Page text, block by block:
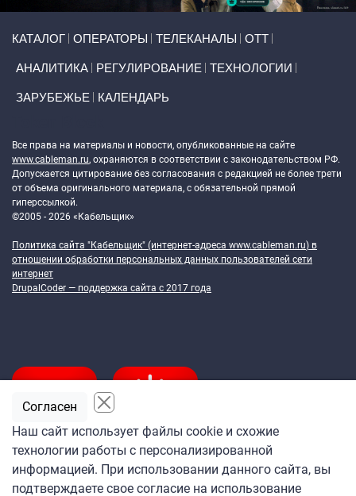
КАТАЛОГ ОПЕРАТОРЫ ТЕЛЕКАНАЛЫ ОТТ
АНАЛИТИКА РЕГУЛИРОВАНИЕ ТЕХНОЛОГИИ
ЗАРУБЕЖЬЕ КАЛЕНДАРЬ
Все права на материалы и новости, опубликованные на сайте
www.cableman.ru, охраняются в соответствии с законодательством РФ.
Допускается цитирование без согласования с редакцией не более трети
от объема оригинального материала, с обязательной прямой
гиперссылкой.
©2005 - 2026 «Кабельщик»
Политика сайта "Кабельщик" (интернет-адреса www.cableman.ru) в
отношении обработки персональных данных пользователей сети
интернет
DrupalCoder — поддержка сайта c 2017 года
Подпишитесь
на ежедневную рассылку
Наш сайт использует файлы cookie и схожие
технологии работы с персонализированной
информацией. При использовании данного сайта, вы
подтверждаете свое согласие на использование
Согласен